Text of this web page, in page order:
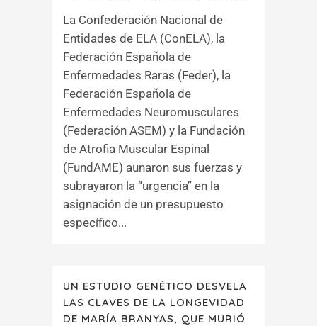
La Confederación Nacional de
Entidades de ELA (ConELA), la
Federación Española de
Enfermedades Raras (Feder), la
Federación Española de
Enfermedades Neuromusculares
(Federación ASEM) y la Fundación
de Atrofia Muscular Espinal
(FundAME) aunaron sus fuerzas y
subrayaron la “urgencia” en la
asignación de un presupuesto
específico...
UN ESTUDIO GENÉTICO DESVELA
LAS CLAVES DE LA LONGEVIDAD
DE MARÍA BRANYAS, QUE MURIÓ